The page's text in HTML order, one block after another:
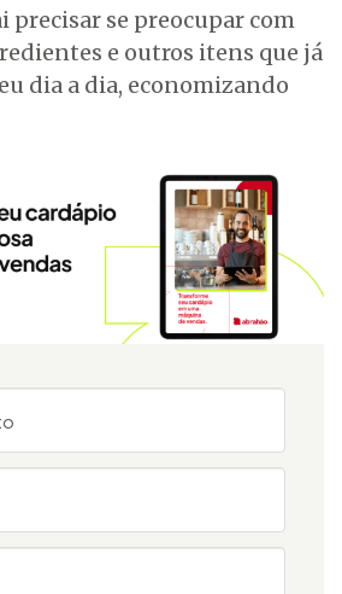
precisar se preocupar com
e outros itens que já
dia a dia, economizando